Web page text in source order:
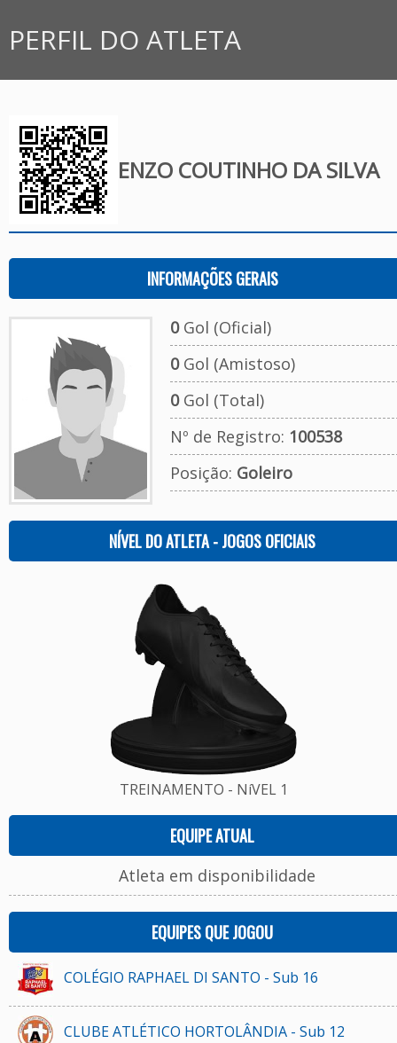
PERFIL DO ATLETA
ENZO COUTINHO DA SILVA
INFORMAÇÕES GERAIS
0Gol (Oficial)
0Gol (Amistoso)
0Gol (Total)
Nº de Registro: 100538
Posição: Goleiro
NÍVEL DO ATLETA - JOGOS OFICIAIS
TREINAMENTO - NíVEL 1
EQUIPE ATUAL
Atleta em disponibilidade
EQUIPES QUE JOGOU
COLÉGIO RAPHAEL DI SANTO - Sub 16
CLUBE ATLÉTICO HORTOLÂNDIA - Sub 12